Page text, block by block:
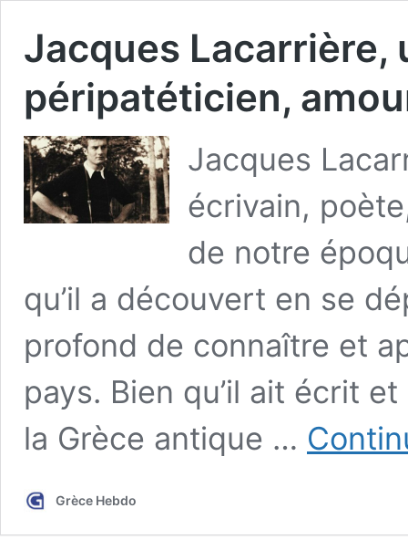
Jacques Lacarrière,
péripatéticien,
Jacques
écrivain,
de notre
qu’il a découvert en se
profond de connaître et
pays. Bien qu’il ait écrit
la Grèce antique …
Grèce Hebdo